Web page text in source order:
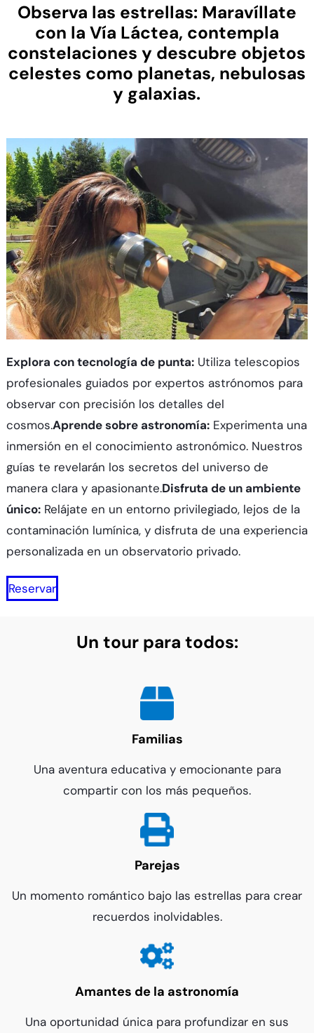
Observa las estrellas: Maravíllate
con la Vía Láctea, contempla
constelaciones y descubre objetos
celestes como planetas, nebulosas
y galaxias.
Explora con tecnología de punta:Utiliza telescopios
profesionales guiados por expertos astrónomos para
observar con precisión los detalles del
cosmos.Aprende sobre astronomía:Experimenta una
inmersión en el conocimiento astronómico. Nuestros
guías te revelarán los secretos del universo de
manera clara y apasionante.Disfruta de un ambiente
único:Relájate en un entorno privilegiado, lejos de la
contaminación lumínica, y disfruta de una experiencia
personalizada en un observatorio privado.
Reservar
Un tour para todos:
Familias
Una aventura educativa y emocionante para
compartir con los más pequeños.
Parejas
Un momento romántico bajo las estrellas para crear
recuerdos inolvidables.
Amantes de la astronomía
Una oportunidad única para profundizar en sus